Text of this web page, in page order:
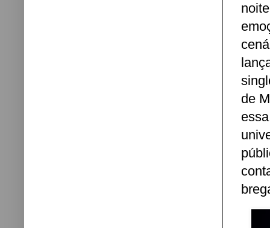
de